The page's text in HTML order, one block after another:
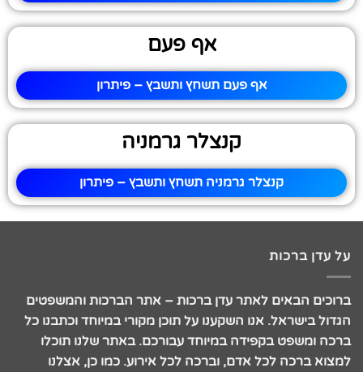
אף פעם
אף פעם תשחץ ותשבץ – פיתרון
קנצלר גרמניה
קנצלר גרמניה תשחץ ותשבץ – פיתרון
על עדן ברכות
ברוכים הבאים לאתר עדן ברכות – אתר הברכות והמשפטים
הגדול בישראל. אנו השקענו על תוכן מקורי במיוחד וכתבנו כל
ברכה ומשפט בקפידה במיוחד עבורכם. באתר שלנו תוכלו
למצוא ברכה לכל אדם, וברכה לכל אירוע. כמו כן, אצלנו